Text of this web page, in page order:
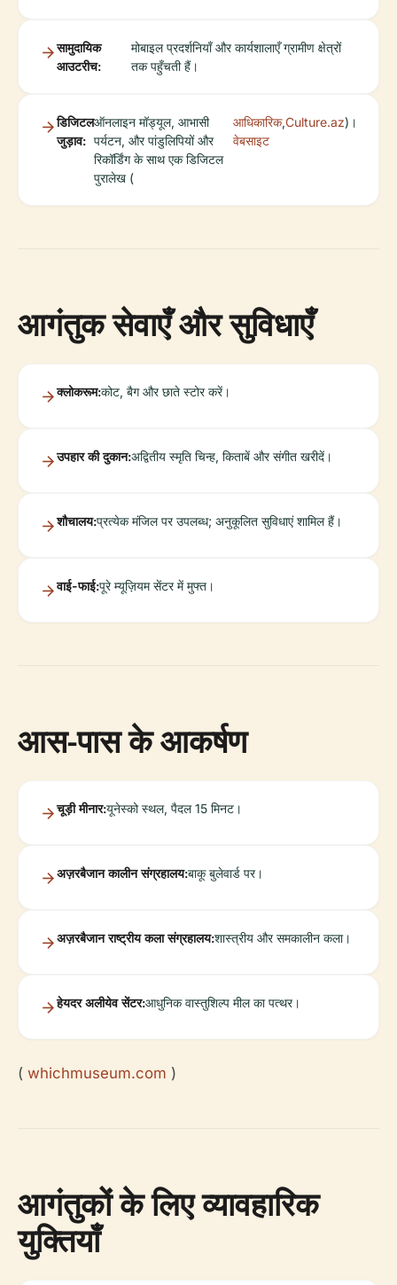
सामुदायिक
आउटरीच:
मोबाइल प्रदर्शनियाँ और कार्यशालाएँ ग्रामीण क्षेत्रों
तक पहुँचती हैं।
डिजिटल
जुड़ाव:
ऑनलाइन मॉड्यूल, आभासी
पर्यटन, और पांडुलिपियों और
रिकॉर्डिंग के साथ एक डिजिटल
पुरालेख (
आधिकारिक
वेबसाइट
,Culture.az)।
आगंतुक सेवाएँ और सुविधाएँ
क्लोकरूम:कोट, बैग और छाते स्टोर करें।
उपहार की दुकान:अद्वितीय स्मृति चिन्ह, किताबें और संगीत खरीदें।
शौचालय:प्रत्येक मंजिल पर उपलब्ध; अनुकूलित सुविधाएं शामिल हैं।
वाई-फाई:पूरे म्यूज़ियम सेंटर में मुफ्त।
आस-पास के आकर्षण
चूड़ी मीनार:यूनेस्को स्थल, पैदल 15 मिनट।
अज़रबैजान कालीन संग्रहालय:बाकू बुलेवार्ड पर।
अज़रबैजान राष्ट्रीय कला संग्रहालय:शास्त्रीय और समकालीन कला।
हेयदर अलीयेव सेंटर:आधुनिक वास्तुशिल्प मील का पत्थर।
( whichmuseum.com )
आगंतुकों के लिए व्यावहारिक
युक्तियाँ